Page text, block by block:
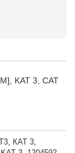
KAT 3, CAT
КАТ 3,